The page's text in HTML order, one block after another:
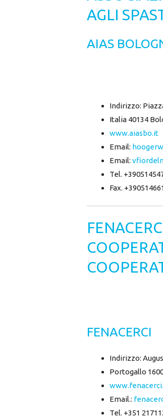
AGLI
AIAS
Indirizzo:
Italia 40134
www.aiasbo.it
Email:
Email:
Tel.
Fax.
FENACERCI
Indirizzo:
Portogallo
Email.:
Tel. +351